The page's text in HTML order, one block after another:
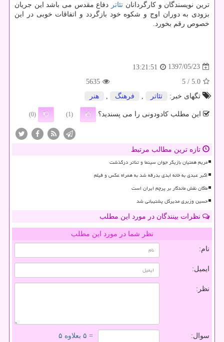
ترین نویسندگان و كارگردانان تئاتر دفاع مقدس می باشد این جریان
بزودی به دوران اوج و شكوه خود بازگردد و اتفاقات خوبی در این
خصوص رقم بخورد.
1397/05/23
13:21:51
5.0
/ 5
5635
تگهای خبر:
تئاتر فرهنگ هنر
این مطلب کادودونی را می پسندید؟ (1)
(0)
تازه ترین مطالب مرتبط
مریم همتیان بازیگر جوان سینما و تئاتر درگذشت
اکبر عبدی به خانه ابدی بدرقه شد به همراه عکس و فیلم
ماکان نقش ماندگار بر پرچم ایران است
حسین وزیری مدیرکل پشتیبانی شد
نظرات بینندگان در مورد این مطلب
نظر شما در مورد این مطلب
نام:
ایمیل:
نظر:
سوال: = ۵ بعلاوه ۵